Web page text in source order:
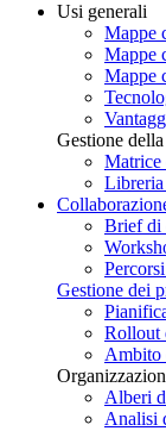
Usi generali
Mappe
Mappe
Mappe
Gestione
Matrice
Libreria
Brief di
Gestione dei
Rollout
Ambito
Alberi
Analisi